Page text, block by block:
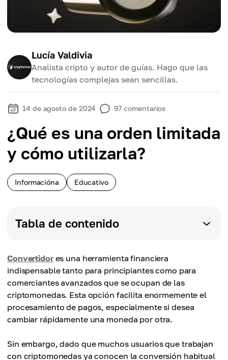
Lucía Valdivia
Analista cripto y autor de guías. Hago que las
tecnologías complejas sean sencillas.
14 de agosto de 2024 97 comentarios
¿Qué es una orden limitada
y cómo utilizarla?
Informacióna Educativo
Tabla de contenido
Convertidores una herramienta financiera
indispensable tanto para principiantes como para
comerciantes avanzados que se ocupan de las
criptomonedas. Esta opción facilita enormemente el
procesamiento de pagos, especialmente si desea
cambiar rápidamente una moneda por otra.
Sin embargo, dado que muchos usuarios que trabajan
con criptomonedas ya conocen la conversión habitual